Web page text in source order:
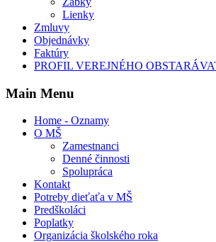
Lienky
Zmluvy
Objednávky
Faktúry
PROFIL VEREJNÉHO
Main Menu
Home - Oznamy
O MŠ
Zamestnanci
Denné činnosti
Spolupráca
Kontakt
Potreby dieťaťa v MŠ
Predškoláci
Poplatky
Organizácia školského roka